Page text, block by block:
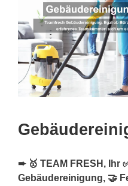
➨ 🥇 TEAM FRESH, Ihr
Gebäudereinigung, 🤝